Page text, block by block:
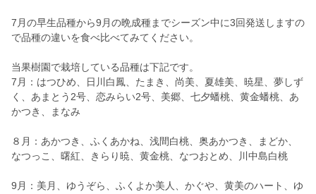
7月の早生品種から9月の晩成種までシーズン中に3回発送しますの
で品種の違いを食べ比べてみてください。
当果樹園で栽培している品種は下記です。
7月：はつひめ、日川白鳳、たまき、尚美、夏雄美、暁星、夢しず
く、あまとう2号、恋みらい2号、美郷、七夕蟠桃、黄金蟠桃、あ
かつき、まなみ
８月：あかつき、ふくあかね、浅間白桃、奥あかつき、まどか、
なつっこ、曙紅、きらり暁、黄金桃、なつおとめ、川中島白桃
9月：美月、ゆうぞら、ふくよか美人、かぐや、黄美のハート、ゆ